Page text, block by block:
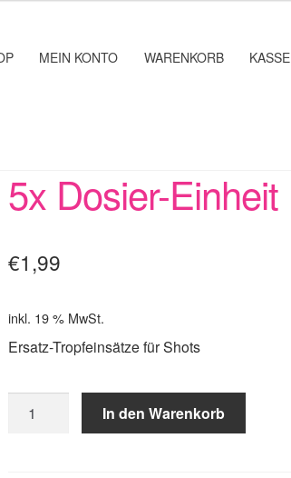
MEIN KONTO WARENKORB KASSE
5x Dosier-Einheit
€1,99
inkl. 19 % MwSt.
Ersatz-Tropfeinsätze für Shots
Dosier-
In den Warenkorb